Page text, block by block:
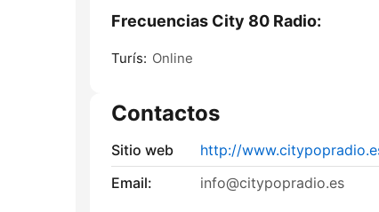
Frecuencias City 80 Radio:
Turís: Online
Contactos
Sitio web
http://
Email:
info@citypopradio.es